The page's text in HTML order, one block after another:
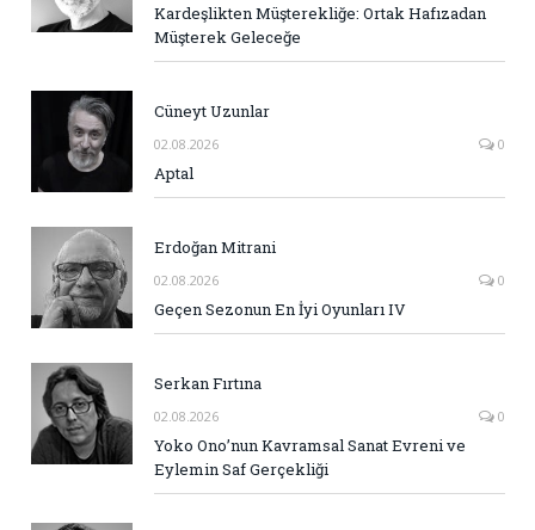
Kardeşlikten Müşterekliğe: Ortak Hafızadan
Müşterek Geleceğe
Cüneyt Uzunlar
02.08.2026 0
Aptal
Erdoğan Mitrani
02.08.2026 0
Geçen Sezonun En İyi Oyunları IV
Serkan Fırtına
02.08.2026 0
Yoko Ono’nun Kavramsal Sanat Evreni ve
Eylemin Saf Gerçekliği